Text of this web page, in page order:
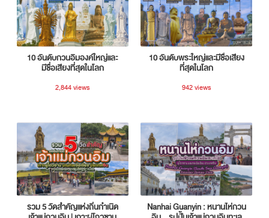
10 อันดับกวนอิมองค์ใหญ่และ
มีชื่อเสียงที่สุดในโลก
2,844 views
10 อันดับพระใหญ่และมีชื่อเสียง
ที่สุดในโลก
942 views
รวม 5 วัดสำคัญแห่งถิ่นกำเนิด
Nanhai Guanyin : หนานไห่กวน